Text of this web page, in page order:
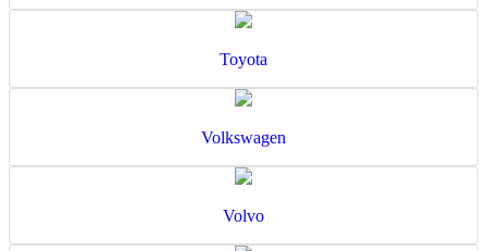
Toyota
Volkswagen
Volvo